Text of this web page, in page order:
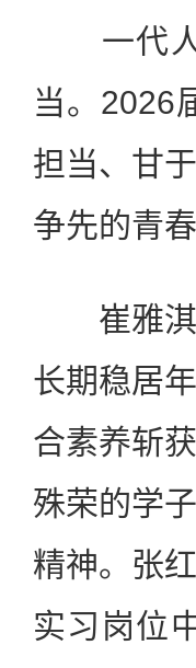
一代人
当。2026
担当、甘
争先的青
崔雅淇
长期稳居
合素养斩
殊荣的学
精神。张
实习岗位